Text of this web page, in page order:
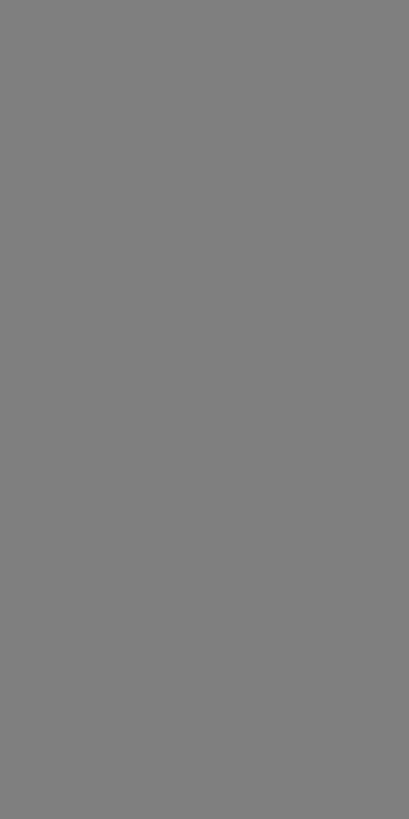
Cloudpillo
hoes
2 dagen